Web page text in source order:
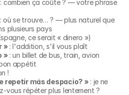
combien ça coûte ? — votre phrase
où se trouve… ? — plus naturel que
plusieurs pays
ce serait « dinero »)
» : l'addition, s'il vous plaît
» : un billet de bus, train, avion
appétit
!
repetir más despacio? » : je ne
vous répéter plus lentement ?